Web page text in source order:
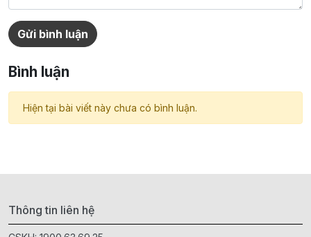
Gửi bình luận
Bình luận
Hiện tại bài viết này chưa có bình luận.
Thông tin liên hệ